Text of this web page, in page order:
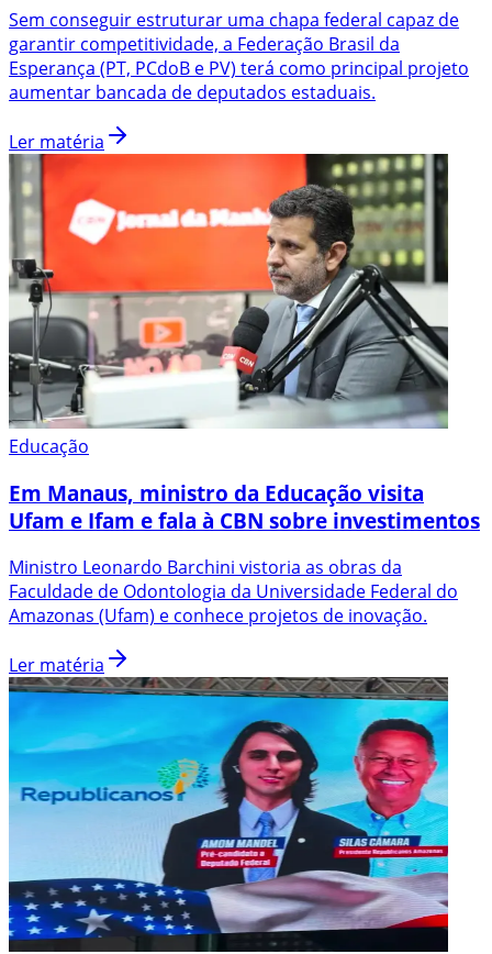
Sem conseguir estruturar uma chapa federal capaz de
garantir competitividade, a Federação Brasil da
Esperança (PT, PCdoB e PV) terá como principal projeto
aumentar bancada de deputados estaduais.
Ler matéria
Educação
Em Manaus, ministro da Educação visita
Ufam e Ifam e fala à CBN sobre investimentos
Ministro Leonardo Barchini vistoria as obras da
Faculdade de Odontologia da Universidade Federal do
Amazonas (Ufam) e conhece projetos de inovação.
Ler matéria